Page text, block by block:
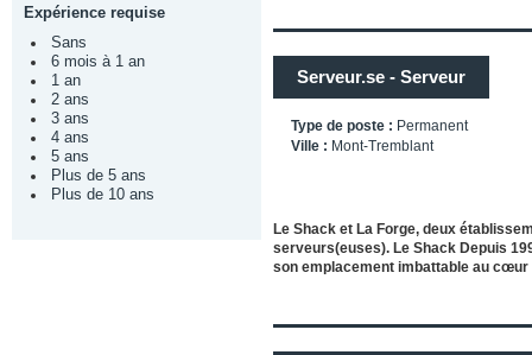
Expérience requise
Sans
6 mois à 1 an
1 an
2 ans
3 ans
4 ans
5 ans
Plus de 5 ans
Plus de 10 ans
Serveur.se - Serveur
Type de poste : Permanent
Ville : Mont-Tremblant
Le Shack et La Forge, deux
serveurs(euses). Le Shack Depuis
son emplacement imbattable au